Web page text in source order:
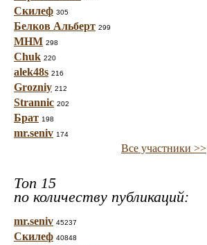
Скилеф 305
Белков Альберт 299
МНМ 298
Chuk 220
alek48s 216
Grozniy 212
Strannic 202
Брат 198
mr.seniv 174
Все участники >>
Топ 15
по количеству публикаций:
mr.seniv 45237
Скилеф 40848